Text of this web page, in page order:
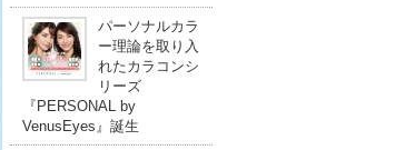
パーソナルカラ
ー理論を取り入
れたカラコンシ
リーズ
『PERSONAL by
VenusEyes』誕生